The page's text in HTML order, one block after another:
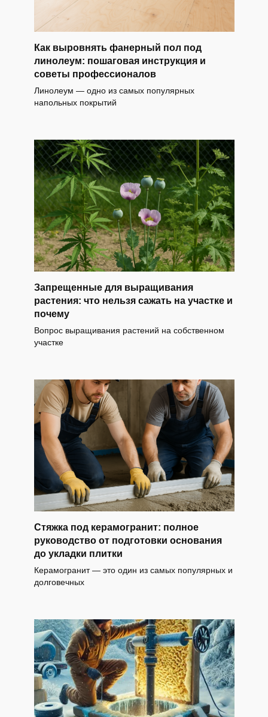
Как выровнять фанерный пол под
линолеум: пошаговая инструкция и
советы профессионалов
Линолеум — одно из самых популярных
напольных покрытий
Запрещенные для выращивания
растения: что нельзя сажать на участке и
почему
Вопрос выращивания растений на собственном
участке
Стяжка под керамогранит: полное
руководство от подготовки основания
до укладки плитки
Керамогранит — это один из самых популярных и
долговечных